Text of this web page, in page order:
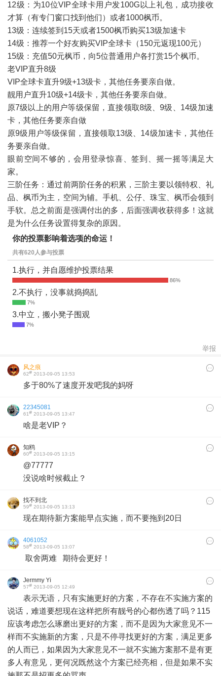
12级：为10位VIP全球卡用户发100G 以上礼包，成功接收
才算（有专门窗口找到他们）或者1000枫币。
13级：连续签到 15天或者1500枫币购买13级加速卡
14级：推荐一个好友购买VIP全球卡（150元返现100元）
15级：充值50元枫币，向5位普通用户各打赏15个枫币。
老VIP直升8级
VIP全球卡直升9级+13级卡，其他任务要亲自做。
靓用户直升10级+14级卡，其他任务要亲自做。
原7级以上的用户等级保留，直接领取8级、 9级、14级加速
卡，其他任务要亲自做
原9级用户等级保留，直接领取13级、14级加速卡，其他任
务要亲自做。
眼前空间不够的，会用登录惊喜、签到、摇一摇等满足大
家。
三阶任务：通过前两阶任务的积累，三阶主要以领特权、礼
品、枫币为主，空间为辅。手机、公仔、珠宝、枫币会领到
手软。总之前面是强调付出的多，后面强调收获得多！这就
是为什么任务设置得复杂的原因。
你的投票影响着选项的命运！
共有620人参与投票
1.执行，并自愿维护投票结果
2.不执行，没事就捣捣乱
3.中立，搬小凳子围观
举报
风之痕
62# 2013-09-05 13:53
多于80%了速度开发吧我的妈呀
22345081
61# 2013-09-05 13:47
啥是老VIP？
知鸥
60# 2013-09-05 13:15
@77777
没说啥时候截止？
找不到北
59# 2013-09-05 13:13
现在期待新方案能早点实施，而不要拖到20日
4061052
58# 2013-09-05 13:07
取舍两难 期待会更好！
Jermmy Yi
57# 2013-09-05 12:49
表示无语，只有实施更好的方案，不存在不实施方案的
说话，难道要想现在这样把所有靓号的心都伤透了吗？115
应该考虑怎么琢磨出更好的方案，而不是因为大家意见不一
样而不实施新的方案，只是不停寻找更好的方案，满足更多
的人而已，如果因为大家意见不一就不实施方案那不是有更
多人有意见，更何况既然这个方案已经亮相，但是如果不实